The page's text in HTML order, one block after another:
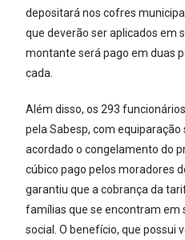
depositará nos cofres
que deverão ser aplicados em
montante será pago em duas
cada.
Além disso, os 293
pela Sabesp, com
acordado o congelamento do
cúbico pago pelos moradores
garantiu que a cobrança da
famílias que se encontram em
social. O benefício, que possui